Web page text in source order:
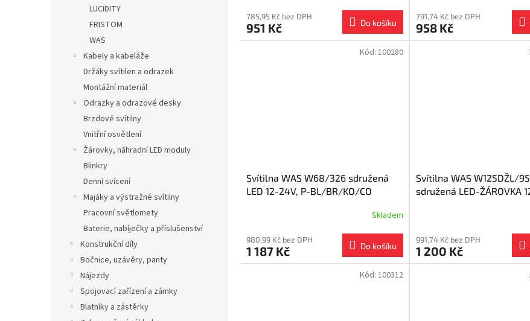
LUCIDITY
FRISTOM
WAS
Kabely a kabeláže
Držáky svítilen a odrazek
Montážní materiál
Odrazky a odrazové desky
Brzdové svítilny
Vnitřní osvětlení
Žárovky, náhradní LED moduly
Blinkry
Denní svícení
Majáky a výstražné svítilny
Pracovní světlomety
Baterie, nabíječky a příslušenství
Konstrukční díly
Bočnice, uzávěry, panty
Nájezdy
Spojovací zařízení a zámky
Blatníky a zástěrky
785,95 Kč bez DPH
951 Kč Do košíku
791,74 Kč bez DPH
958 Kč
Svítilna WAS W68/326 sdružená
LED 12-24V, P-BL/BR/KO/CO
Skladem
980,99 Kč bez DPH
1 187 Kč Do košíku
Kód: 100280
Svítilna WAS W125DŽL/
sdružená LED-ŽÁROVKA
991,74 Kč bez DPH
1 200 Kč
Kód: 100312